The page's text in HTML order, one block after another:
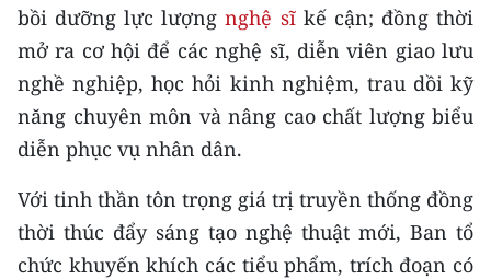
bồi dưỡng lực lượngnghệ sĩkế cận; đồng thời
mở ra cơ hội để các nghệ sĩ, diễn viên giao lưu
nghề nghiệp, học hỏi kinh nghiệm, trau dồi kỹ
năng chuyên môn và nâng cao chất lượng biểu
diễn phục vụ nhân dân.
Với tinh thần tôn trọng giá trị truyền thống đồng
thời thúc đẩy sáng tạo nghệ thuật mới, Ban tổ
chức khuyến khích các tiểu phẩm, trích đoạn có